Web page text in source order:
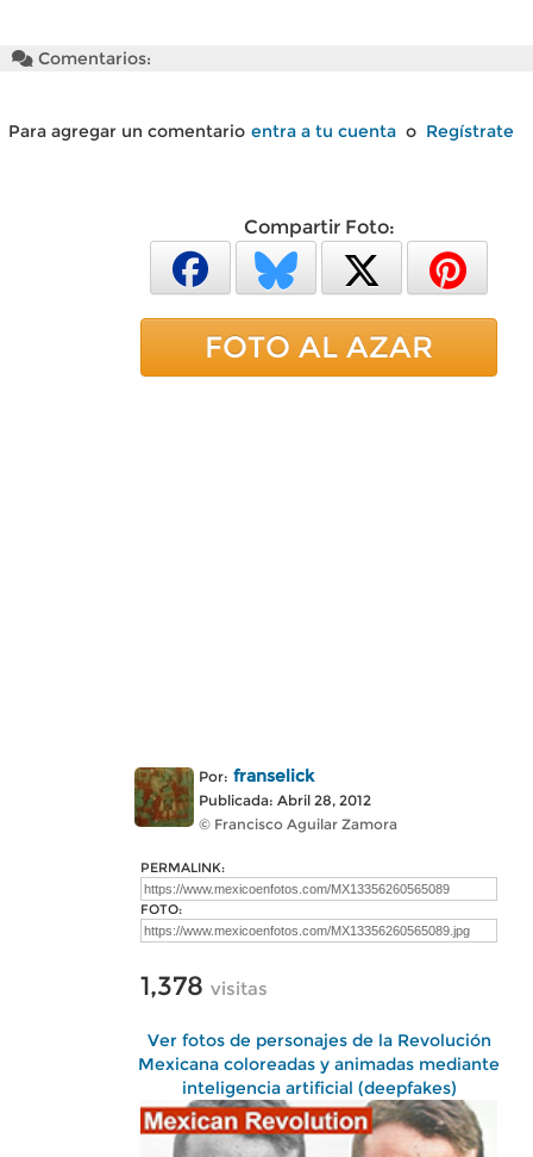
Comentarios:
Para agregar un comentario entra a tu cuenta o Regístrate
Compartir Foto:
FOTO AL AZAR
Por: franselick
Publicada: Abril 28, 2012
© Francisco Aguilar Zamora
PERMALINK:
FOTO:
1,378 visitas
Ver fotos de personajes de la Revolución
Mexicana coloreadas y animadas mediante
inteligencia artificial (deepfakes)